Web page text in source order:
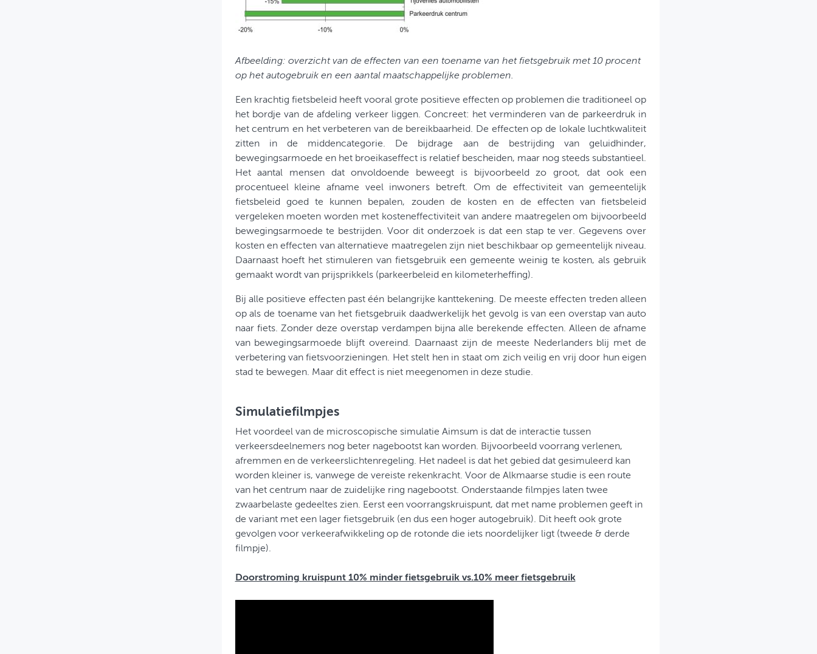
Afbeelding: overzicht van de effecten van een toename van het fietsgebruik met 10 procent
op het autogebruik en een aantal maatschappelijke problemen.
Een krachtig fietsbeleid heeft vooral grote positieve effecten op problemen die traditioneel op
het bordje van de afdeling verkeer liggen. Concreet: het verminderen van de parkeerdruk in
het centrum en het verbeteren van de bereikbaarheid. De effecten op de lokale luchtkwaliteit
zitten in de middencategorie. De bijdrage aan de bestrijding van geluidhinder,
bewegingsarmoede en het broeikaseffect is relatief bescheiden, maar nog steeds substantieel.
Het aantal mensen dat onvoldoende beweegt is bijvoorbeeld zo groot, dat ook een
procentueel kleine afname veel inwoners betreft. Om de effectiviteit van gemeentelijk
fietsbeleid goed te kunnen bepalen, zouden de kosten en de effecten van fietsbeleid
vergeleken moeten worden met kosteneffectiviteit van andere maatregelen om bijvoorbeeld
bewegingsarmoede te bestrijden. Voor dit onderzoek is dat een stap te ver. Gegevens over
kosten en effecten van alternatieve maatregelen zijn niet beschikbaar op gemeentelijk niveau.
Daarnaast hoeft het stimuleren van fietsgebruik een gemeente weinig te kosten, als gebruik
gemaakt wordt van prijsprikkels (parkeerbeleid en kilometerheffing).
Bij alle positieve effecten past één belangrijke kanttekening. De meeste effecten treden alleen
op als de toename van het fietsgebruik daadwerkelijk het gevolg is van een overstap van auto
naar fiets. Zonder deze overstap verdampen bijna alle berekende effecten. Alleen de afname
van bewegingsarmoede blijft overeind. Daarnaast zijn de meeste Nederlanders blij met de
verbetering van fietsvoorzieningen. Het stelt hen in staat om zich veilig en vrij door hun eigen
stad te bewegen. Maar dit effect is niet meegenomen in deze studie.
Simulatiefilmpjes
Het voordeel van de microscopische simulatie Aimsum is dat de interactie tussen
verkeersdeelnemers nog beter nagebootst kan worden. Bijvoorbeeld voorrang verlenen,
afremmen en de verkeerslichtenregeling. Het nadeel is dat het gebied dat gesimuleerd kan
worden kleiner is, vanwege de vereiste rekenkracht. Voor de Alkmaarse studie is een route
van het centrum naar de zuidelijke ring nagebootst. Onderstaande filmpjes laten twee
zwaarbelaste gedeeltes zien. Eerst een voorrangskruispunt, dat met name problemen geeft in
de variant met een lager fietsgebruik (en dus een hoger autogebruik). Dit heeft ook grote
gevolgen voor verkeerafwikkeling op de rotonde die iets noordelijker ligt (tweede & derde
filmpje).
Doorstroming kruispunt 10% minder fietsgebruik vs.10% meer fietsgebruik